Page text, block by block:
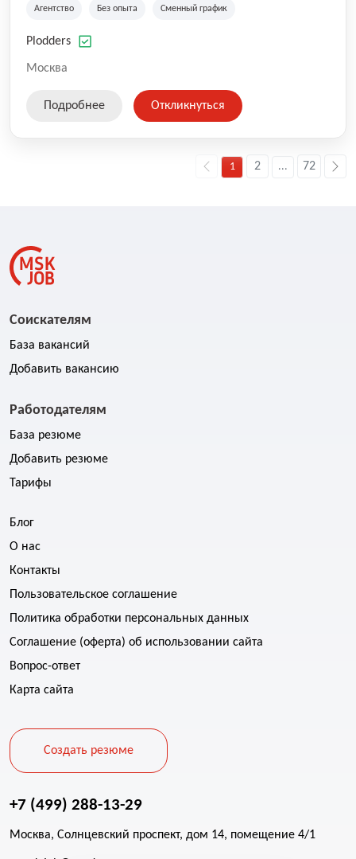
на рынке аутсорсинга, а накопленный опыт позволяют
оказываемых услуг.
Агентство Без опыта Сменный график
Plodders
Москва
Подробнее Откликнуться
1 2 ... 72
Соискателям
База вакансий
Добавить вакансию
Работодателям
База резюме
Добавить резюме
Тарифы
Блог
О нас
Контакты
Пользовательское соглашение
Политика обработки персональных данных
Соглашение (оферта) об использовании сайта
Вопрос-ответ
Карта сайта
Создать резюме
+7 (499) 288-13-29
Москва, Солнцевский проспект, дом 14, помещение 4/1